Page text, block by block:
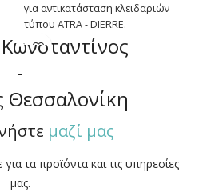
για αντικατάσταση κλειδαριών
τύπου ATRA - DIERRE.
-
Θεσσαλονίκη
μαζί μας
τα προϊόντα και τις υπηρεσίες
μας.